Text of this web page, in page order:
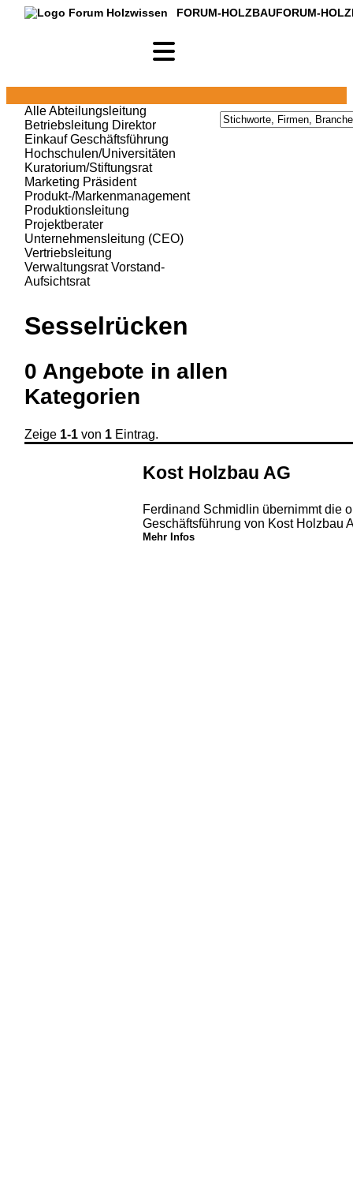
FORUM-HOLZBAUFORUM-
AlleAbteilungsleitung
Betriebsleitung Direktor
Einkauf Geschäftsführung
Hochschulen/Universitäten
Kuratorium/Stiftungsrat
Marketing Präsident
Produkt-/Markenmanagement
Produktionsleitung
Projektberater
Unternehmensleitung (CEO)
Vertriebsleitung
Verwaltungsrat Vorstand-
Aufsichtsrat
Sesselrücken
0 Angebote inallen
Kategorien
Zeige 1-1 von 1 Eintrag.
Kost Holzbau AG
Ferdinand Schmidlin übernimmt die
Geschäftsführung von Kost Holzbau
Mehr Infos